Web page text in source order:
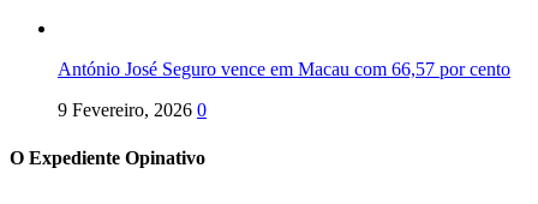
António José Seguro vence em Macau com 66,57 por cento
9 Fevereiro, 2026 0
O Expediente Opinativo